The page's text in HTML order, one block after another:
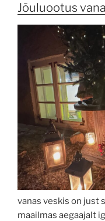
Jõuluootus
vanas veskis on just
maailmas aegaajalt